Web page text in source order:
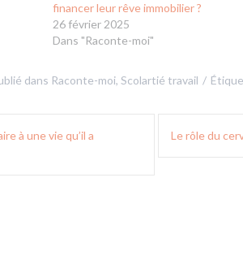
financer leur rêve immobilier ?
26 février 2025
Dans "Raconte-moi"
dans Raconte-moi, Scolartié travail
à une vie qu’il a
Le rôle du